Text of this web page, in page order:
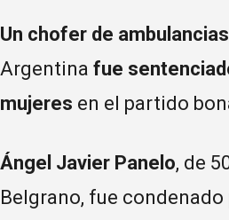
Un chofer de ambulancias
Argentina fue
mujeres en el partido
Ángel Javier Panelo, de
Belgrano, fue